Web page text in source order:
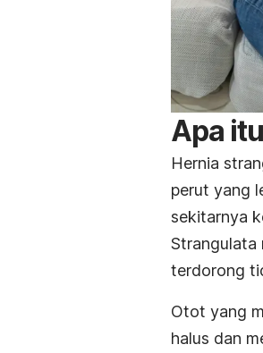
Apa
Hernia
perut yang
sekitarnya
Strangulata
terdorong
Otot yang
halus dan